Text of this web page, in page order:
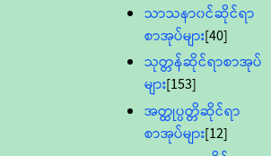
သာသနာ၀င်ဆိုင်ရာ
စာအုပ်များ[40]
သုတ္တန်ဆိုင်ရာစာအုပ်
များ[153]
အတ္ထုပ္ပတ္တိဆိုင်ရာ
စာအုပ်များ[12]